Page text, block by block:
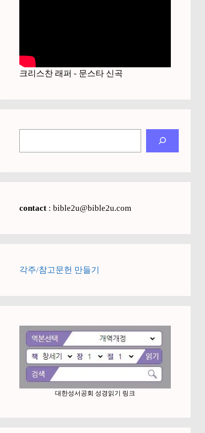
크리스찬 래퍼 - 문스타 신곡
contact : bible2u@bible2u.com
각주/참고문헌 만들기
대한성서공회 성경읽기 링크